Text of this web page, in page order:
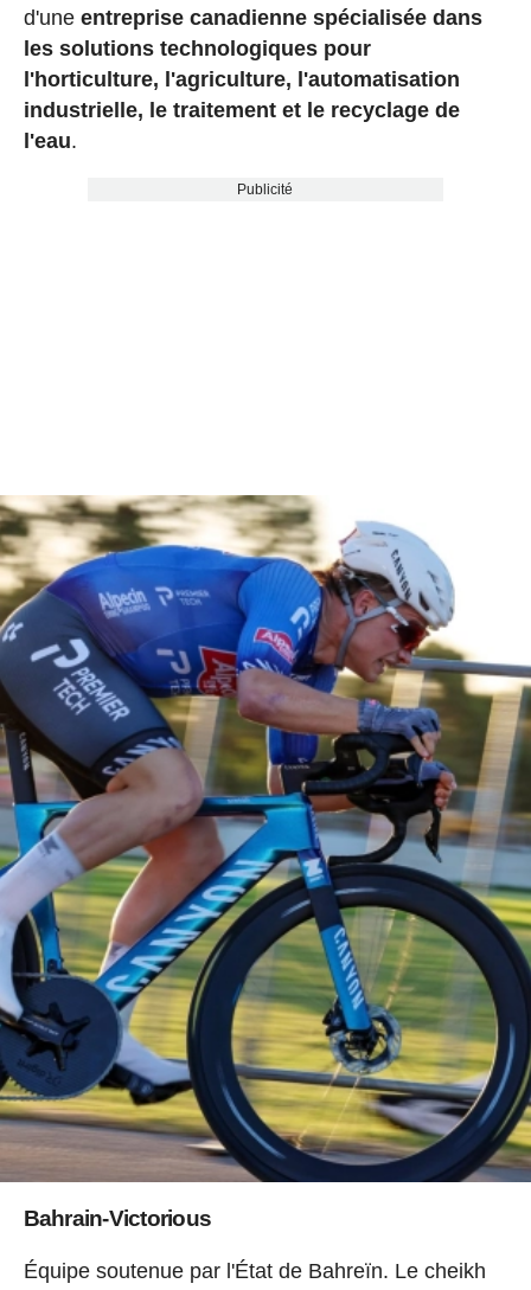
d'une entreprise canadienne spécialisée dans
les solutions technologiques pour
l'horticulture, l'agriculture, l'automatisation
industrielle, le traitement et le recyclage de
l'eau.
Publicité
Bahrain-Victorious
Équipe soutenue par l'État de Bahreïn. Le cheikh